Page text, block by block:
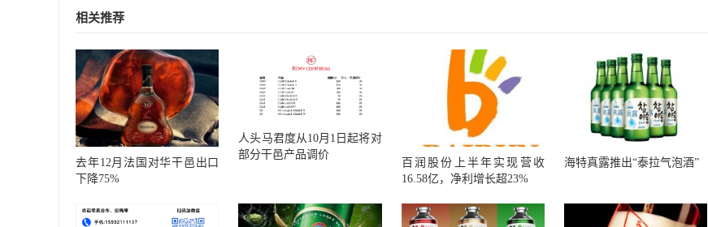
相关推荐
去年12月法国对华干邑出口
下降75%
人头马君度从10月1日起将对
部分干邑产品调价
百润股份上半年实现营收
16.58亿，净利增长超23%
海特真露推出“泰拉气泡酒”